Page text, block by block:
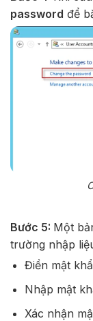
password để
Bước 5: Một
trường nhập
Điền mật
Nhập mật
Xác nhận